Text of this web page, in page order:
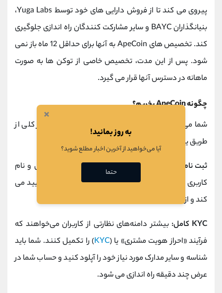
پیروی می کند تا از فروش دارایی های خود توسط Yuga Labs،
بنیانگذاران BAYC و سایر مشارکت کنندگان راه اندازی جلوگیری
کند. تخصیص های ApeCoin به آنها برای حداقل 12 ماه باز نمی
شود. پس از این مدت، تخصیص خاصی از توکن ها به صورت
ماهانه در دسترس آنها قرار می گیرد.
چگونه ApeCoin بخریم؟
شما می توانید این ارز را در یک
صرافی
رمزنگاری، به طور کلی از
طریق یک فرآیند سه مرحله ای خریداری کنید:
ثبت نام:
در صفحه ثبت نام، آدرس ایمیل، شماره تماس و نام
کاربری خود را وارد کنید. سیستم شناسه ایمیل شما را تایید می
کند و از شما می خواهد که یک رمز عبور قوی وارد کنید.
KYC کامل:
بیشتر دامنه‌های نظارتی از کاربران می‌خواهند که
فرآیند «احراز هویت مشتری» یا (KYC) را تکمیل کنند. شما باید
شناسه و سایر مدارک مورد نیاز خود را آپلود کنید و حساب شما در
عرض چند دقیقه راه اندازی می شود.
×
به روز بمانید!
آیا می‌خواهید از آخرین اخبار مطلع شوید؟
حتما